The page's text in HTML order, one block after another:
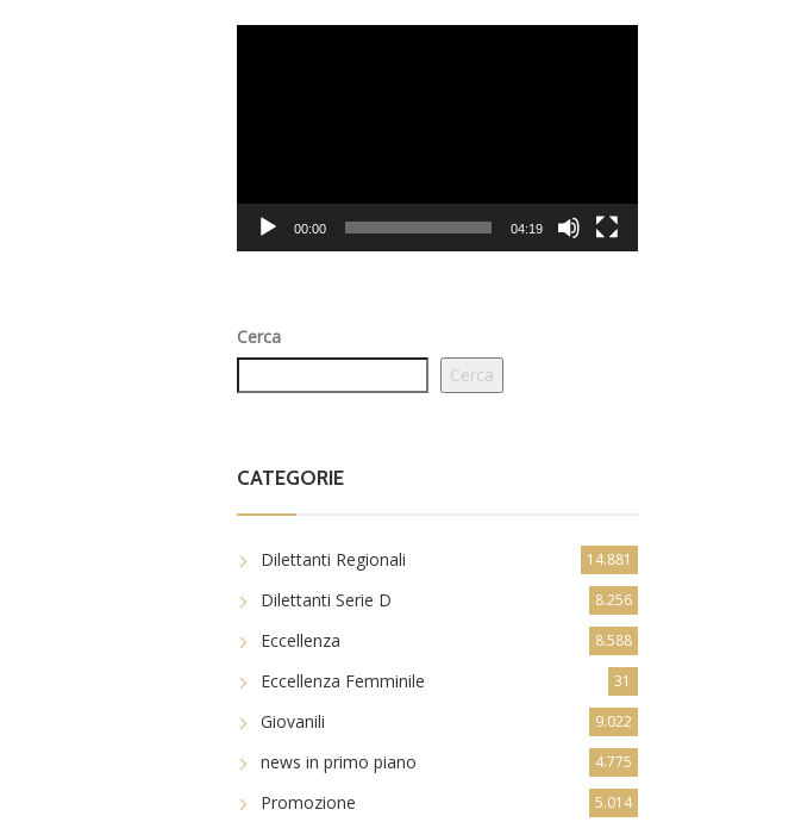
00:00 04:19
Cerca
Cerca
CATEGORIE
Dilettanti Regionali 14.881
Dilettanti Serie D 8.256
Eccellenza 8.588
Eccellenza Femminile 31
Giovanili 9.022
news in primo piano 4.775
Promozione 5.014